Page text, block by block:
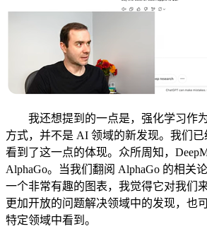
我还想提到的一点是，强化学习作
方式，并不是 AI 领域的新发现。我们
看到了这一点的体现。众所周知，
AlphaGo。当我们翻阅 AlphaGo 的相关
一个非常有趣的图表，我觉得它对我们
更加开放的问题解决领域中的发现，也
特定领域中看到。